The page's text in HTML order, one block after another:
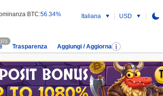
BTC:56.34% Italiana USD
373
Trasparenza Aggiungi / Aggiorna